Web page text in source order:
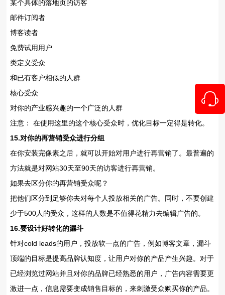
某个具体的落地页的访客
邮件订阅者
博客读者
免费试用用户
类定义受众
和已有客户相似的人群
核心受众
对你的产业感兴趣的一个广泛的人群
注意： 在使用这里的这个核心受众时，优化目标一定得是转化。
15.对你的再营销受众进行分组
在你安装完像素之后，就可以开始对用户进行再营销了。最普遍的
方法就是对网站30天至90天的访客进行再营销。
如果去区分你的再营销受众呢？
把他们区分到足够你去对每个人投放相关的广告。同时，不要创建
少于500人的受众，这样的人数是不值得花精力去编辑广告的。
16.要设计好转化的漏斗
针对cold leads的用户，投放软一点的广告，例如博客文章，漏斗
顶端的目标是提高品牌认知度，让用户对你的产品产生兴趣。对于
已经浏览过网站并且对你的品牌已经熟悉的用户，广告内容需要更
激进一点，信息需要变成销售目标的，来刺激受众购买你的产品。